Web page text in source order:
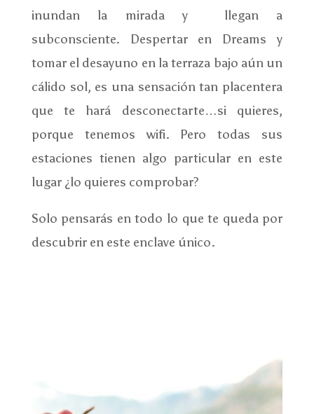
inundan la mirada y llegan a
subconsciente. Despertar en Dreams y
tomar el desayuno en la terraza bajo aún un
cálido sol, es una sensación tan placentera
que te hará desconectarte…si quieres,
porque tenemos wifi. Pero todas sus
estaciones tienen algo particular en este
lugar ¿lo quieres comprobar?
Solo pensarás en todo lo que te queda por
descubrir en este enclave único.